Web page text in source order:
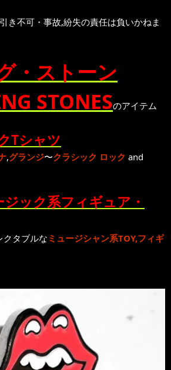
き不可・事故,紛失の責任は負いかねま
・ストーン
STONESのアイテム
Tシャツ
,グランジ〜クラシック ロック and
ック系フィギュア・
クタブルな ミュージシャン系TOY,フィギ